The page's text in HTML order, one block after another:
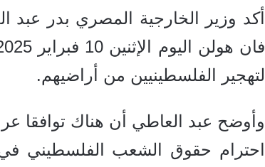
أكد وزير الخارجية المصري بدر عبد
لتهجير الفلسطينيين من أراضيهم.
وأوضح عبد العاطي أن هناك توافقا
احترام حقوق الشعب الفلسطيني